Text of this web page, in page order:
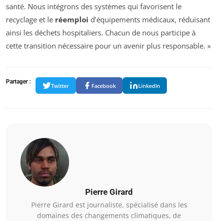
santé. Nous intégrons des systèmes qui favorisent le
recyclage et le réemploi d’équipements médicaux, réduisant
ainsi les déchets hospitaliers. Chacun de nous participe à
cette transition nécessaire pour un avenir plus responsable. »
Partager :
Twitter Facebook LinkedIn
Pierre Girard
Pierre Girard est journaliste, spécialisé dans les
domaines des changements climatiques, de